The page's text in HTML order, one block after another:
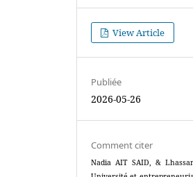
View Article
Publiée
2026-05-26
Comment citer
Nadia AIT SAID, &